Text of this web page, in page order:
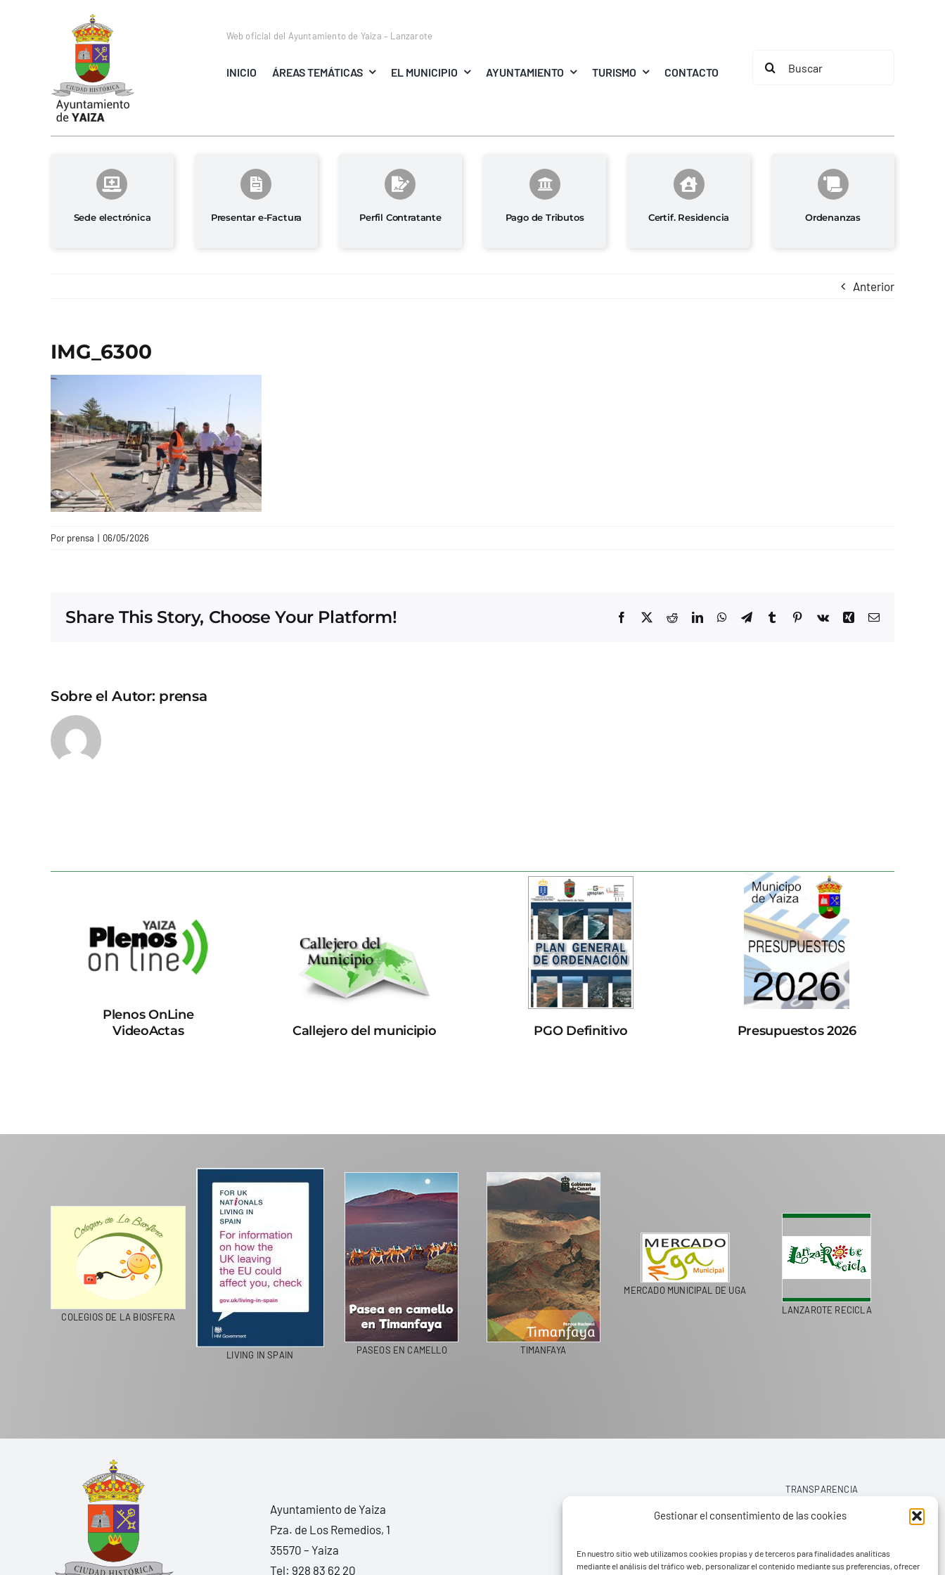
Gestionar el consentimiento de las cookies
En nuestro sitio web utilizamos cookies propias y de terceros para finalidades analíticas
mediante el análisis del tráfico web, personalizar el contenido mediante sus preferencias, ofrecer
Web oficial del Ayuntamiento de Yaiza – Lanzarote
INICIO ÁREAS TEMÁTICAS EL MUNICIPIO AYUNTAMIENTO TURISMO CONTACTO
Buscar:
Sede electrónica Presentar e-Factura Perfil Contratante Pago de Tributos Certif. Residencia Ordenanzas
Anterior
IMG_6300
Por prensa | 06/05/2026
Share This Story, Choose Your Platform! Facebook
X RedditLinkedInWhatsApp
TelegramTumblrPinterest
Vk Xing Correo
Sobre el Autor: prensa
Plenos OnLine
VideoActas
Callejero del municipio PGO Definitivo Presupuestos 2026
COLEGIOS DE LA BIOSFERA
LIVING IN SPAIN PASEOS EN CAMELLO TIMANFAYA
MERCADO MUNICIPAL DE UGA
LANZAROTE RECICLA
Ayuntamiento de Yaiza
Pza. de Los Remedios, 1
35570 – Yaiza
Tel: 928 83 62 20
TRANSPARENCIA
AVISO LEGAL
POLÍTICA DE PRIVACIDAD